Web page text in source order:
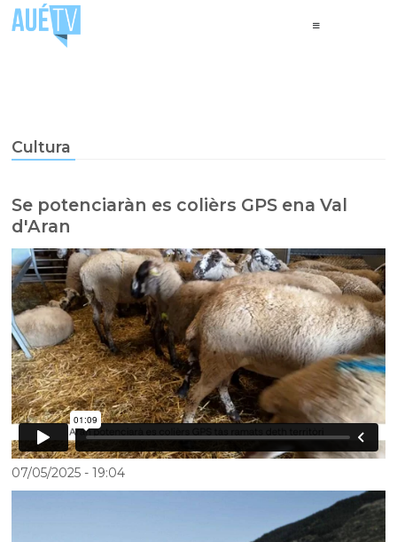
Cultura
Se potenciaràn es colièrs GPS ena Val
d'Aran
07/05/2025- 19:04